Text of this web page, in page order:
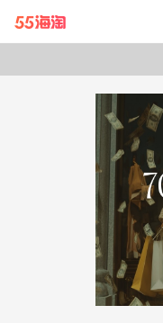
带你去官网买正品